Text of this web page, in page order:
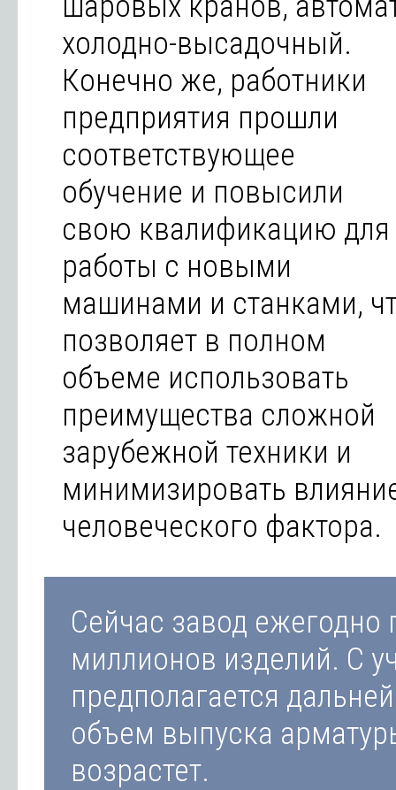
холодно-высадочный.
Конечно же, работники
предприятия прошли
соответствующее
обучение и повысили
свою квалификацию для
работы с новыми
машинами и станками,
позволяет в полном
объеме использовать
преимущества сложной
зарубежной техники и
минимизировать
человеческого фактора.
Сейчас завод ежегодно
миллионов изделий. С
предполагается
объем выпуска
возрастет.